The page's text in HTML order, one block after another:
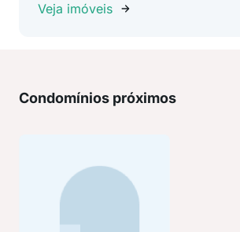
Veja imóveis
Condomínios próximos